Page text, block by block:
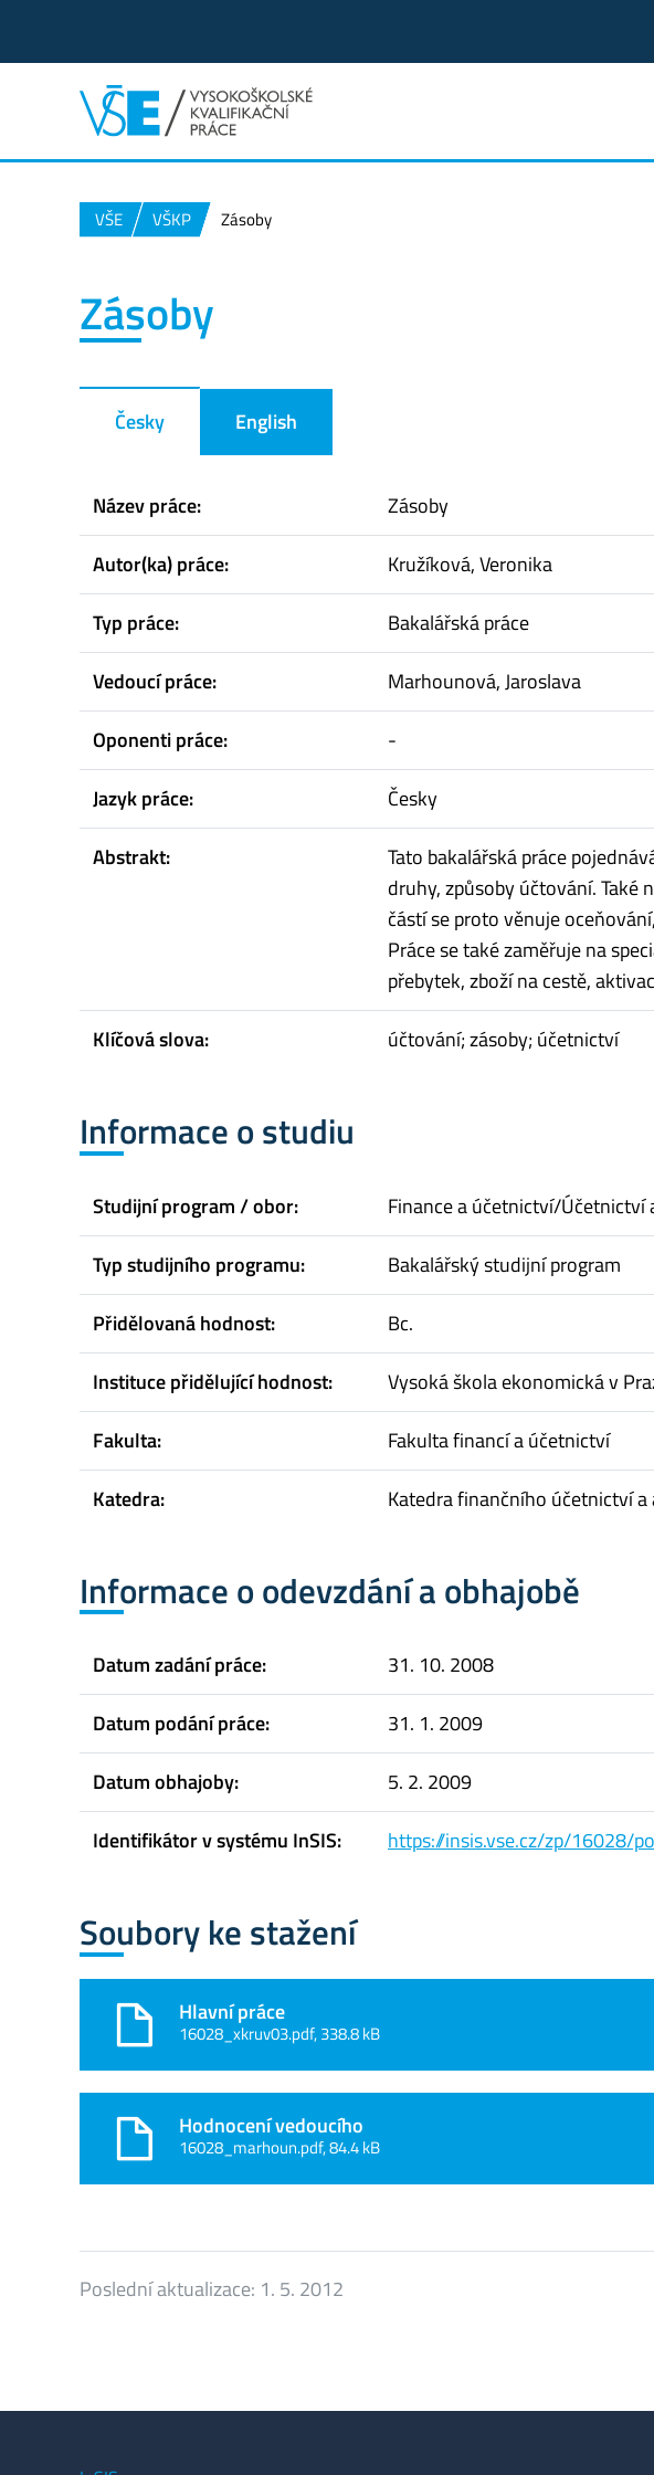
VŠE VŠKP Zásoby
Zásoby
Česky English
Název práce:
Zásoby
Autor(ka) práce:
Kružíková, Veronika
Typ práce:
Bakalářská práce
Vedoucí práce:
Marhounová, Jaroslava
Oponenti práce:
-
Jazyk práce:
Česky
Abstrakt:
Tato bakalářská práce
druhy, způsoby účtování. Také
částí se proto věnuje
Práce se také zaměřuje na
přebytek, zboží na cestě,
Klíčová slova:
účtování; zásoby; účetnictví
Informace o studiu
Studijní program / obor:
Finance a účetnictví/
Typ studijního programu:
Bakalářský studijní program
Přidělovaná hodnost:
Bc.
Instituce přidělující hodnost:
Vysoká škola ekonomická v
Fakulta:
Fakulta financí a účetnictví
Katedra:
Katedra finančního účetnictví
Informace o odevzdání a obhajobě
Datum zadání práce:
31. 10. 2008
Datum podání práce:
31. 1. 2009
Datum obhajoby:
5. 2. 2009
Identifikátor v systému InSIS:
https://insis.vse.cz/zp/16028/
Soubory ke stažení
Hlavní práce
16028_xkruv03.pdf, 338.8 kB
Hodnocení vedoucího
16028_marhoun.pdf, 84.4 kB
Poslední aktualizace: 1. 5. 2012